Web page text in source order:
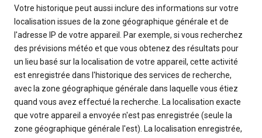
Votre historique peut aussi inclure des informations sur votre
localisation issues de la zone géographique générale et de
l'adresse IP de votre appareil. Par exemple, si vous recherchez
des prévisions météo et que vous obtenez des résultats pour
un lieu basé sur la localisation de votre appareil, cette activité
est enregistrée dans l'historique des services de recherche,
avec la zone géographique générale dans laquelle vous étiez
quand vous avez effectué la recherche. La localisation exacte
que votre appareil a envoyée n'est pas enregistrée (seule la
zone géographique générale l'est). La localisation enregistrée,